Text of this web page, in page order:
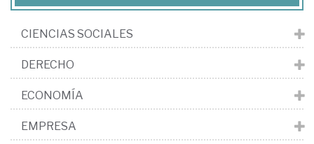
CIENCIAS SOCIALES
DERECHO
ECONOMÍA
EMPRESA